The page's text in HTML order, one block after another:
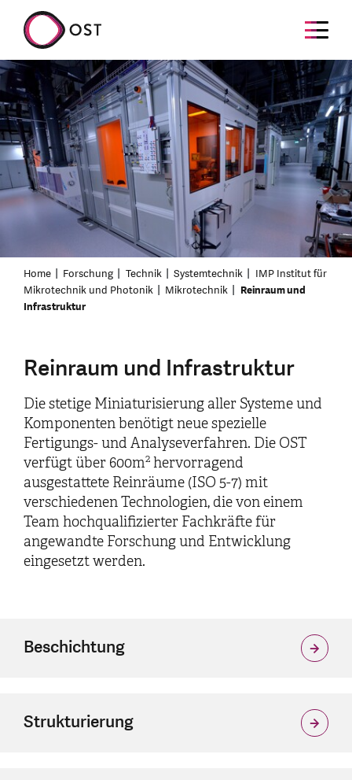
Home Forschung Technik Systemtechnik
IMP Institut für
Mikrotechnik und Photonik
Mikrotechnik
Reinraum und
Infrastruktur
Reinraum und Infrastruktur
Die stetige Miniaturisierung aller Systeme und
Komponenten benötigt neue spezielle
Fertigungs- und Analyseverfahren. Die OST
verfügt über 600m2 hervorragend
ausgestattete Reinräume (ISO 5-7) mit
verschiedenen Technologien, die von einem
Team hochqualifizierter Fachkräfte für
angewandte Forschung und Entwicklung
eingesetzt werden.
Beschichtung
Strukturierung